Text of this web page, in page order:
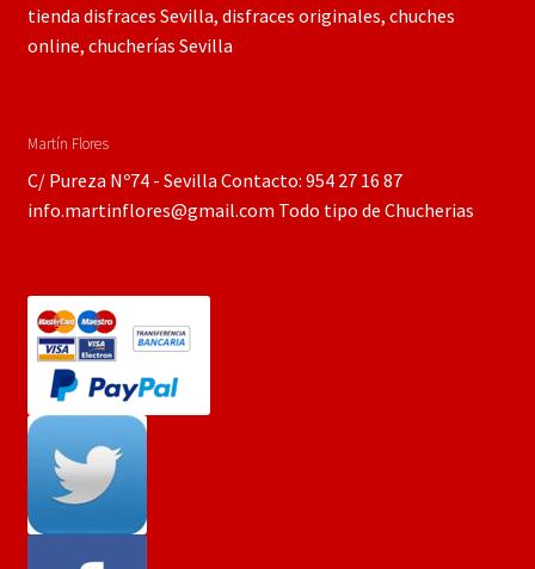
tienda disfraces Sevilla, disfraces originales, chuches
online, chucherías Sevilla
Martín Flores
C/ Pureza Nº74 - Sevilla Contacto: 954 27 16 87
info.martinflores@gmail.com Todo tipo de Chucherias